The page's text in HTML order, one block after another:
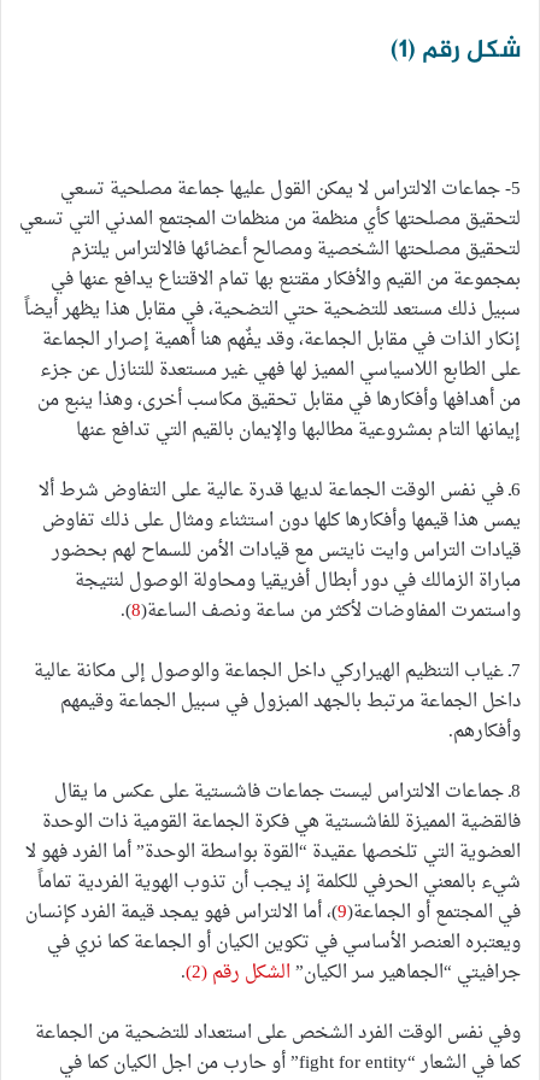
شكل رقم (1)
5- جماعات الالتراس لا يمكن القول عليها جماعة مصلحية تسعي
لتحقيق مصلحتها كأي منظمة من منظمات المجتمع المدني التي تسعي
لتحقيق مصلحتها الشخصية ومصالح أعضائها فالالتراس يلتزم
بمجموعة من القيم والأفكار مقتنع بها تمام الاقتناع يدافع عنها في
سبيل ذلك مستعد للتضحية حتي التضحية، في مقابل هذا يظهر أيضاً
إنكار الذات في مقابل الجماعة، وقد يفٌهم هنا أهمية إصرار الجماعة
على الطابع اللاسياسي المميز لها فهي غير مستعدة للتنازل عن جزء
من أهدافها وأفكارها في مقابل تحقيق مكاسب أخرى، وهذا ينبع من
إيمانها التام بمشروعية مطالبها والإيمان بالقيم التي تدافع عنها
6ـ في نفس الوقت الجماعة لديها قدرة عالية على التفاوض شرط ألا
يمس هذا قيمها وأفكارها كلها دون استثناء ومثال على ذلك تفاوض
قيادات التراس وايت نايتس مع قيادات الأمن للسماح لهم بحضور
مباراة الزمالك في دور أبطال أفريقيا ومحاولة الوصول لنتيجة
واستمرت المفاوضات لأكثر من ساعة ونصف الساعة(8
).
7ـ غياب التنظيم الهيراركي داخل الجماعة والوصول إلى مكانة عالية
داخل الجماعة مرتبط بالجهد المبزول في سبيل الجماعة وقيمهم
وأفكارهم.
8ـ جماعات الالتراس ليست جماعات فاشستية على عكس ما يقال
فالقضية المميزة للفاشستية هي فكرة الجماعة القومية ذات الوحدة
العضوية التي تلخصها عقيدة “القوة بواسطة الوحدة” أما الفرد فهو لا
شيء بالمعني الحرفي للكلمة إذ يجب أن تذوب الهوية الفردية تماماً
في المجتمع أو الجماعة(9)، أما الالتراس فهو يمجد قيمة الفرد كإنسان
ويعتبره العنصر الأساسي في تكوين الكيان أو الجماعة كما نري في
جرافيتي “الجماهير سر الكيان”الشكل رقم (2) .
وفي نفس الوقت الفرد الشخص على استعداد للتضحية من الجماعة
كما في الشعار “fight for entity” أو حارب من اجل الكيان كما في